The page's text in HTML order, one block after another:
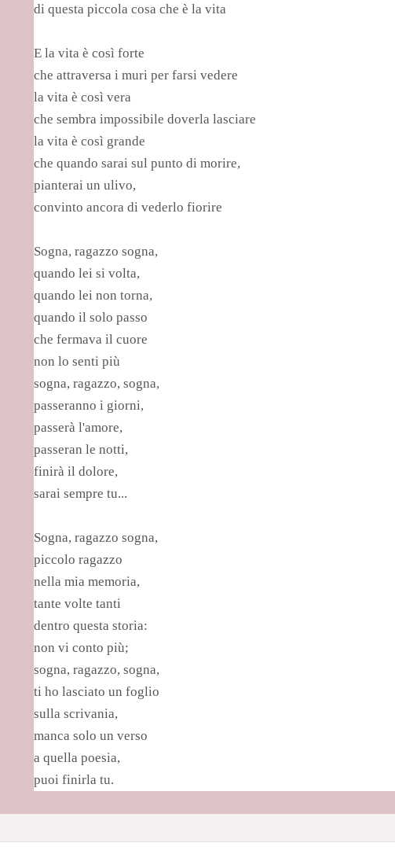
di questa piccola cosa che è la vita
E la vita è così forte
che attraversa i muri per farsi vedere
la vita è così vera
che sembra impossibile doverla lasciare
la vita è così grande
che quando sarai sul punto di morire,
pianterai un ulivo,
convinto ancora di vederlo fiorire
Sogna, ragazzo sogna,
quando lei si volta,
quando lei non torna,
quando il solo passo
che fermava il cuore
non lo senti più
sogna, ragazzo, sogna,
passeranno i giorni,
passerà l'amore,
passeran le notti,
finirà il dolore,
sarai sempre tu...
Sogna, ragazzo sogna,
piccolo ragazzo
nella mia memoria,
tante volte tanti
dentro questa storia:
non vi conto più;
sogna, ragazzo, sogna,
ti ho lasciato un foglio
sulla scrivania,
manca solo un verso
a quella poesia,
puoi finirla tu.